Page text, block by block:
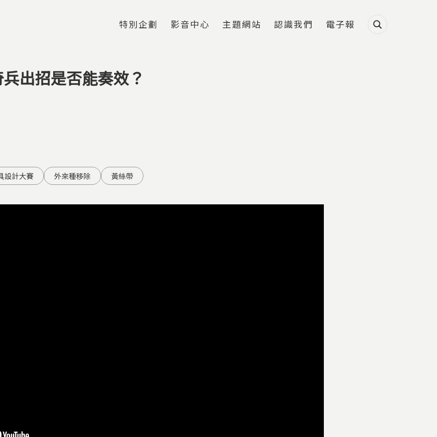
特別企劃 影音中心 主題網站 認識我們 電子報
出招是否能奏效？
設計大賽 外來種移除 黃絲帶